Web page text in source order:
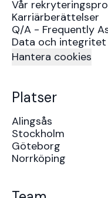
Vår
Karriärberättelser
Q/A - Frequently
Data och integritet
Hantera cookies
Platser
Alingsås
Stockholm
Göteborg
Norrköping